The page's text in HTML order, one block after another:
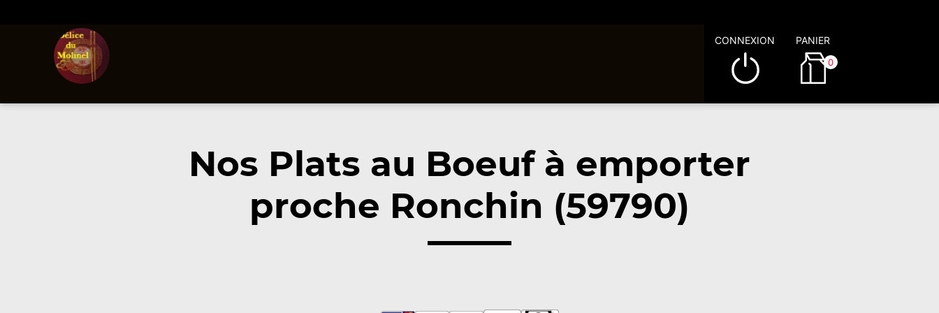
CONNEXION PANIER
0
Nos Plats au Boeuf à emporter
proche Ronchin (59790)